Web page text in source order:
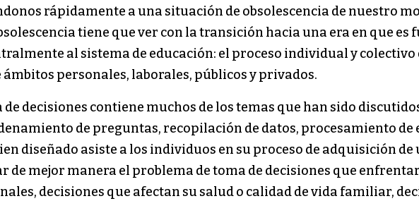
rápidamente a una situación de obsolescencia de nuestro
tiene que ver con la transición hacia una era en que
al sistema de educación: el proceso individual y colectivo
personales, laborales, públicos y privados.
de decisiones contiene muchos de los temas que han sido
de preguntas, recopilación de datos, procesamiento de
diseñado asiste a los individuos en su proceso de adquisición
de mejor manera el problema de toma de decisiones que
decisiones que afectan su salud o calidad de vida familiar,